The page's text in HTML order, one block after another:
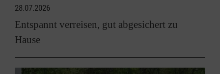
28.07.2026
Entspannt verreisen, gut abgesichert zu
Hause